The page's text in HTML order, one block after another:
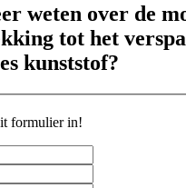
weten over de
tot het
kunststof?
formulier in!